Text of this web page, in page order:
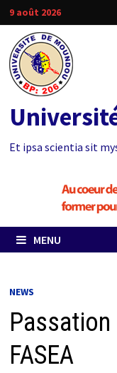
Passer
au
contenu
9 août 2026
Et ipsa scientia sit
MENU
NEWS
Passation
FASEA